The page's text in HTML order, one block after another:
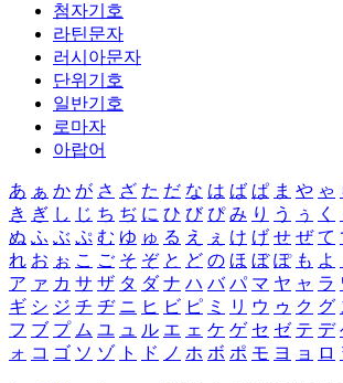
첨자기호
라틴문자
러시아문자
단위기호
일반기호
로마자
아랍어
あ ぁ か が さ ざ た だ な は ば ぱ ま や ゃ
き ぎ し じ ち ぢ に ひ び ぴ み り う ぅ く
ぬ ふ ぶ ぷ む ゆ ゅ る え ぇ け げ せ ぜ て
れ お ぉ こ ご そ ぞ と ど の ほ ぼ ぽ も よ
ア ァ カ サ ザ タ ダ ナ ハ バ パ マ ヤ ャ ラ
ギ シ ジ チ ヂ ニ ヒ ビ ピ ミ リ ウ ゥ ク グ
フ ブ プ ム ユ ュ ル エ ェ ケ ゲ セ ゼ テ デ
ォ コ ゴ ソ ゾ ト ド ノ ホ ボ ポ モ ヨ ョ ロ